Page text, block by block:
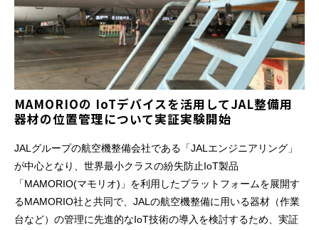
MAMORIOの IoTデバイスを活用してJAL整備用
器材の位置管理について実証実験開始
JALグループの航空機整備会社である「JALエンジニアリング」
が中心となり、世界最小クラスの紛失防止IoT製品
「MAMORIO(マモリオ)」を利用したプラットフォームを展開す
るMAMORIO社と共同で、JALの航空機整備に用いる器材（作業
台など）の管理に先進的なIoT技術の導入を検討するため、実証